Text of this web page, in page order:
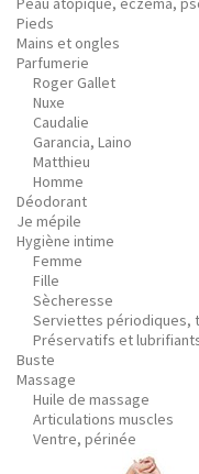
Pieds
Mains et ongles
Parfumerie
Roger Gallet
Nuxe
Caudalie
Garancia, Laino
Matthieu
Homme
Déodorant
Je mépile
Hygiène intime
Femme
Fille
Sècheresse
Serviettes périodiques,
Préservatifs et
Buste
Massage
Huile de massage
Articulations muscles
Ventre, périnée